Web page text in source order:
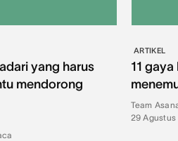
yang harus
mendorong
ARTIKEL
11
Team
29 Agustus